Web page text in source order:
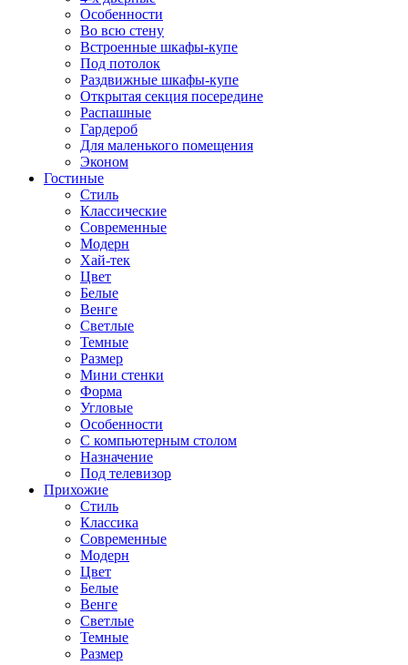
Особенности
Во всю стену
Встроенные шкафы-купе
Под потолок
Раздвижные шкафы-купе
Открытая секция посередине
Распашные
Гардероб
Для маленького помещения
Эконом
Гостиные
Стиль
Классические
Современные
Модерн
Хай-тек
Цвет
Белые
Венге
Светлые
Темные
Размер
Мини стенки
Форма
Угловые
Особенности
С компьютерным столом
Назначение
Под телевизор
Прихожие
Стиль
Классика
Современные
Модерн
Цвет
Белые
Венге
Светлые
Темные
Размер